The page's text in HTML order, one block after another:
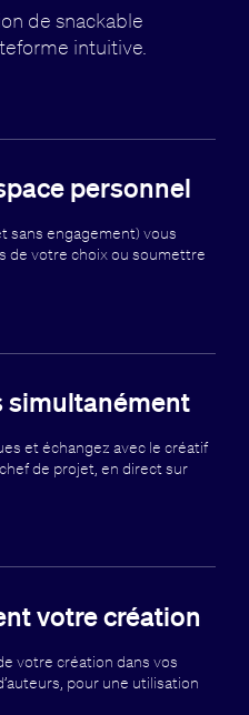
de snackable
intuitive.
personnel
sans engagement) vous
de votre choix ou soumettre
simultanément
et échangez avec le créatif
de projet, en direct sur
votre création
votre création dans vos
pour une utilisation